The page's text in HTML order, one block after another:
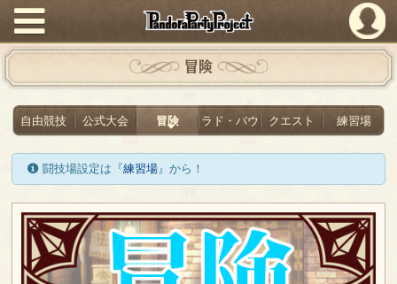
PandoraPartyProject
冒険
自由競技 公式大会 冒険 ラド・バウ クエスト 練習場
闘技場設定は『練習場』から！